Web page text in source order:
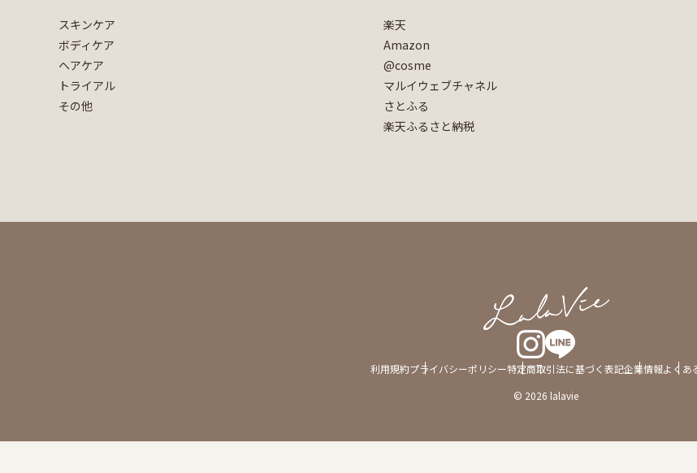
スキンケア
ボディケア
ヘアケア
トライアル
その他
楽天
Amazon
@cosme
マルイウェブチャネル
さとふる
楽天ふるさと納税
利用規約プライバシーポリシー特定商取引法に基づく表記企業情報よくあ
© 2026 lalavie